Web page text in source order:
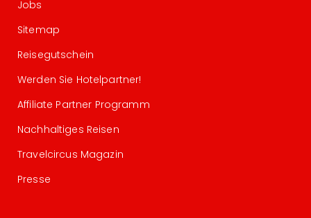
Jobs
Sitemap
Reisegutschein
Werden Sie Hotelpartner!
Affiliate Partner Programm
Nachhaltiges Reisen
Travelcircus Magazin
Presse